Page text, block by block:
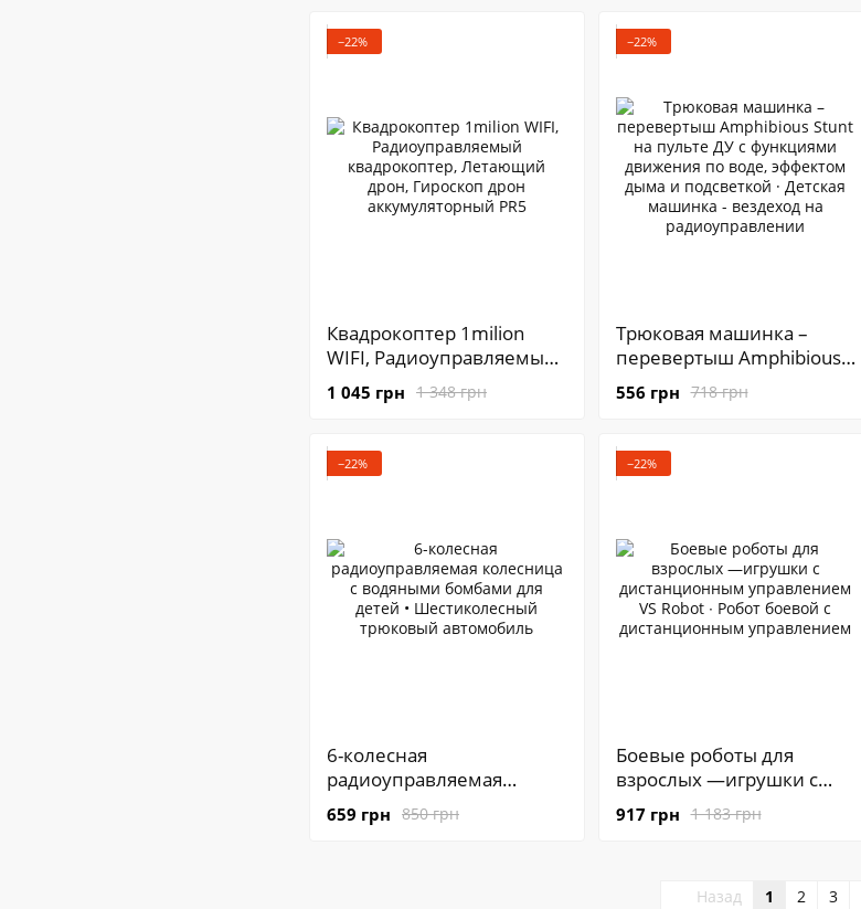
Машинка-вездеход PR5
−22%
Квадрокоптер 1milion
WIFI, Радиоуправляемый
квадрокоптер, Летающий
дрон, Гироскоп дрон
1 348 грн
1 045 грн
−22%
Трюковая машинка –
перевертыш Amphibious
Stunt на пульте ДУ с
функциями движения по
подсветкой · Детская
машинка - вездеход на
718 грн
556 грн
−22%
6-колесная
радиоуправляемая
колесница с водяными
бомбами для детей •
850 грн
659 грн
−22%
Боевые роботы для
взрослых —игрушки с
дистанционным
управлением VS Robot ∙
управлением
1 183 грн
917 грн
Назад 1 2 3